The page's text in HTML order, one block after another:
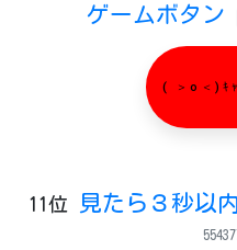
ゲームボタン
( ＞o＜)ｷ
11位 見たら３秒以